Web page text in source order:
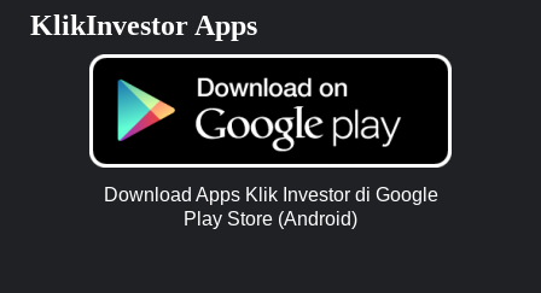
KlikInvestor Apps
Download Apps Klik Investor di Google
Play Store (Android)